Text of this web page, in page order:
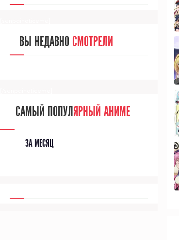
ВЫ НЕДАВНО СМОТРЕЛИ
САМЫЙ ПОПУЛЯРНЫЙ АНИМЕ
ЗА МЕСЯЦ